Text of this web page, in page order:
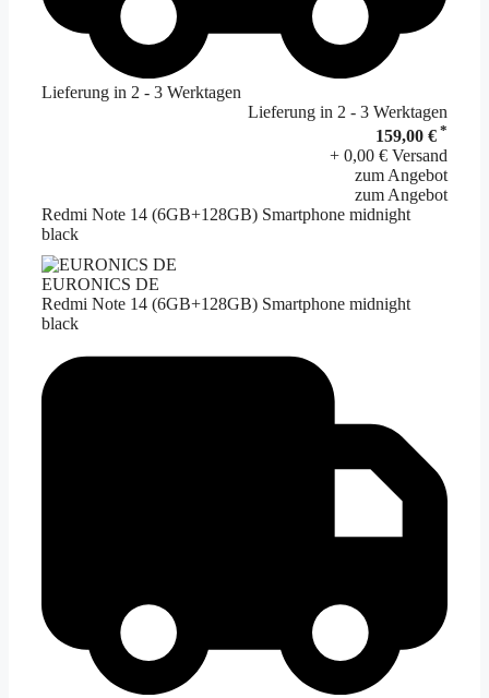
Lieferung in 2 - 3 Werktagen
Lieferung in 2 - 3 Werktagen
159,00 € *
+ 0,00 € Versand
zum Angebot
zum Angebot
Redmi Note 14 (6GB+128GB) Smartphone midnight
black
EURONICS DE
Redmi Note 14 (6GB+128GB) Smartphone midnight
black